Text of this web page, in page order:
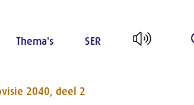
Thema's SER
2040, deel 2